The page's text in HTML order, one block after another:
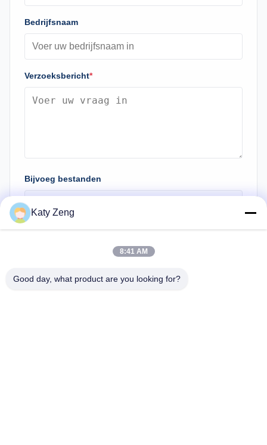
Bedrijfsnaam
Verzoeksbericht*
Bijvoeg bestanden
Verzoek indienen
Katy Zeng
8:41 AM
Good day, what product are you looking for?